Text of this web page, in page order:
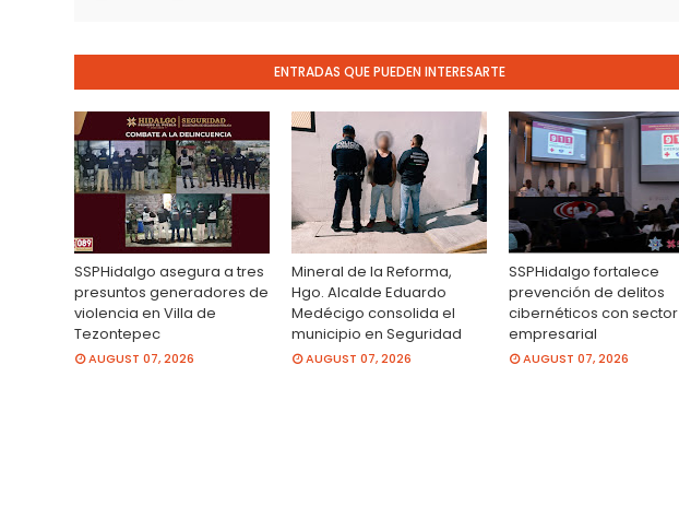
ENTRADAS QUE PUEDEN INTERESARTE
SSPHidalgo asegura a tres
presuntos generadores de
violencia en Villa de
Tezontepec
AUGUST 07, 2026
Mineral de la Reforma,
Hgo. Alcalde Eduardo
Medécigo consolida el
municipio en Seguridad
AUGUST 07, 2026
SSPHidalgo fortalece
prevención de delitos
cibernéticos con sector
empresarial
AUGUST 07, 2026